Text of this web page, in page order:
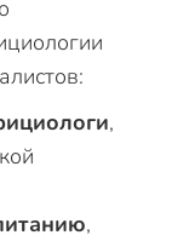
,
,